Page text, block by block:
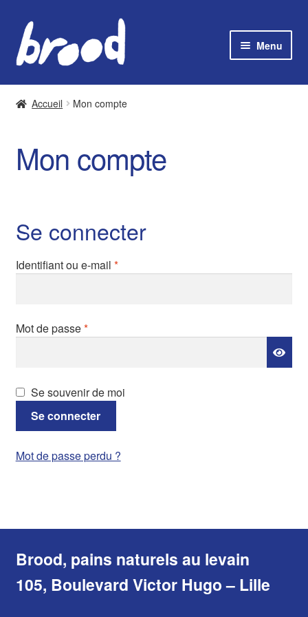
Aller
à
la
Aller
au
contenu
Menu
Commander
Présentation
Mon porte-monnaie : €0,00
Accueil Mon compte
Mon compte
Se connecter
Identifiant ou e-mail *Obligatoire
Mot de passe*Obligatoire
Se souvenir de moi
Se connecter
Mot de passe perdu ?
Brood, pains naturels au levain
105, Boulevard Victor Hugo – Lille